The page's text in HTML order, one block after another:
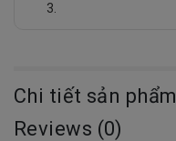
3.
Chi tiết sản phẩm
Reviews (0)